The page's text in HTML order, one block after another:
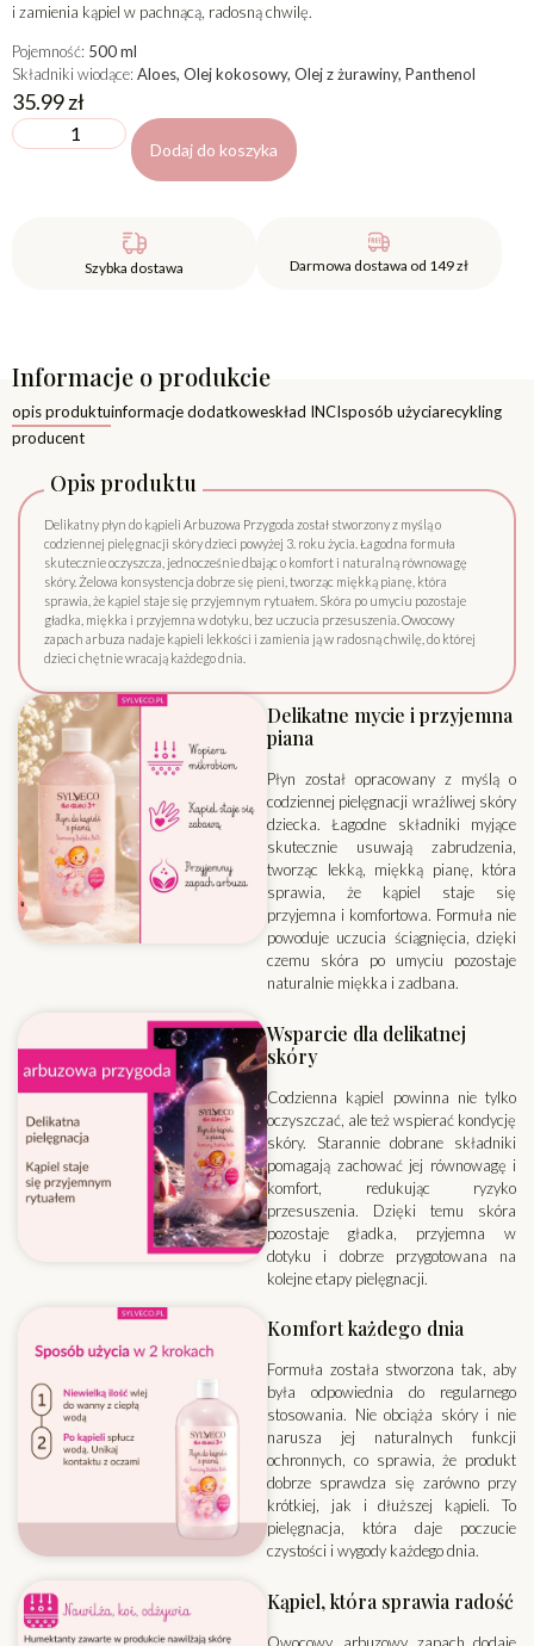
i zamienia kąpiel w pachnącą, radosną chwilę.
Pojemność: 500 ml
Składniki wiodące: Aloes, Olej kokosowy, Olej z żurawiny, Panthenol
35.99zł
Dodaj do koszyka
Szybka dostawa Darmowa dostawa od 149 zł
Informacje o produkcie
opis produktuinformacje dodatkoweskład INCIsposób użyciarecykling
producent
Opis produktu
Delikatny płyn do kąpieli Arbuzowa Przygoda został stworzony z myślą o
codziennej pielęgnacji skóry dzieci powyżej 3. roku życia. Łagodna formuła
skutecznie oczyszcza, jednocześnie dbając o komfort i naturalną równowagę
skóry. Żelowa konsystencja dobrze się pieni, tworząc miękką pianę, która
sprawia, że kąpiel staje się przyjemnym rytuałem. Skóra po umyciu pozostaje
gładka, miękka i przyjemna w dotyku, bez uczucia przesuszenia. Owocowy
zapach arbuza nadaje kąpieli lekkości i zamienia ją w radosną chwilę, do której
dzieci chętnie wracają każdego dnia.
Delikatne mycie i przyjemna
piana
Płyn został opracowany z myślą o
codziennej pielęgnacji wrażliwej skóry
dziecka. Łagodne składniki myjące
skutecznie usuwają zabrudzenia,
tworząc lekką, miękką pianę, która
sprawia, że kąpiel staje się
przyjemna i komfortowa. Formuła nie
powoduje uczucia ściągnięcia, dzięki
czemu skóra po umyciu pozostaje
naturalnie miękka i zadbana.
Wsparcie dla delikatnej
skóry
Codzienna kąpiel powinna nie tylko
oczyszczać, ale też wspierać kondycję
skóry. Starannie dobrane składniki
pomagają zachować jej równowagę i
komfort, redukując ryzyko
przesuszenia. Dzięki temu skóra
pozostaje gładka, przyjemna w
dotyku i dobrze przygotowana na
kolejne etapy pielęgnacji.
Komfort każdego dnia
Formuła została stworzona tak, aby
była odpowiednia do regularnego
stosowania. Nie obciąża skóry i nie
narusza jej naturalnych funkcji
ochronnych, co sprawia, że produkt
dobrze sprawdza się zarówno przy
krótkiej, jak i dłuższej kąpieli. To
pielęgnacja, która daje poczucie
czystości i wygody każdego dnia.
Kąpiel, która sprawia radość
Owocowy, arbuzowy zapach dodaje